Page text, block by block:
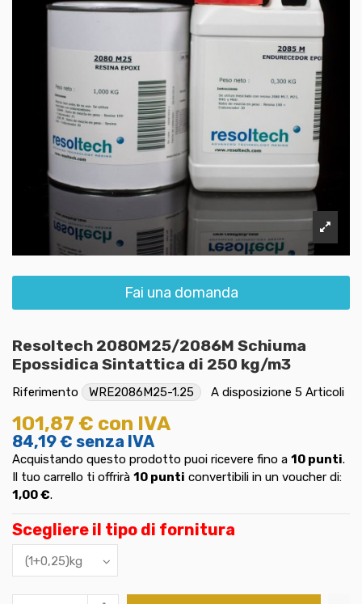
Fai una domanda
Resoltech 2080M25/2086M Schiuma
Epossidica Sintattica di 250 kg/m3
Riferimento WRE2086M25-1.25 A disposizione 5 Articoli
101,87 € con IVA
84,19 € senza IVA
Acquistando questo prodotto puoi ricevere fino a 10 punti.
Il tuo carrello ti offrirà 10 punti convertibili in un voucher di:
1,00 €.
Scegliere il tipo di fornitura